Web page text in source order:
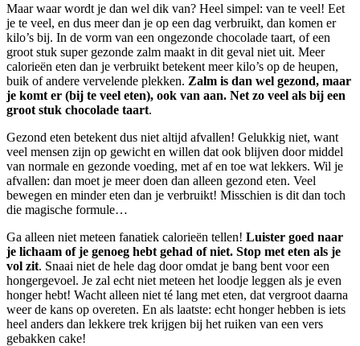
Maar waar wordt je dan wel dik van? Heel simpel: van te veel! Eet
je te veel, en dus meer dan je op een dag verbruikt, dan komen er
kilo’s bij. In de vorm van een ongezonde chocolade taart, of een
groot stuk super gezonde zalm maakt in dit geval niet uit. Meer
calorieën eten dan je verbruikt betekent meer kilo’s op de heupen,
buik of andere vervelende plekken. Zalm is dan wel gezond, maar
je komt er (bij te veel eten), ook van aan. Net zo veel als bij een
groot stuk chocolade taart.
Gezond eten betekent dus niet altijd afvallen! Gelukkig niet, want
veel mensen zijn op gewicht en willen dat ook blijven door middel
van normale en gezonde voeding, met af en toe wat lekkers. Wil je
afvallen: dan moet je meer doen dan alleen gezond eten. Veel
bewegen en minder eten dan je verbruikt! Misschien is dit dan toch
die magische formule…
Ga alleen niet meteen fanatiek calorieën tellen! Luister goed naar
je lichaam of je genoeg hebt gehad of niet. Stop met eten als je
vol zit. Snaai niet de hele dag door omdat je bang bent voor een
hongergevoel. Je zal echt niet meteen het loodje leggen als je even
honger hebt! Wacht alleen niet té lang met eten, dat vergroot daarna
weer de kans op overeten. En als laatste: echt honger hebben is iets
heel anders dan lekkere trek krijgen bij het ruiken van een vers
gebakken cake!